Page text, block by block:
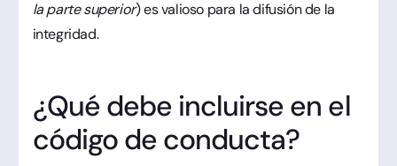
la parte superior) es valioso para la difusión de la
integridad.
¿Qué debe incluirse en el
código de conducta?